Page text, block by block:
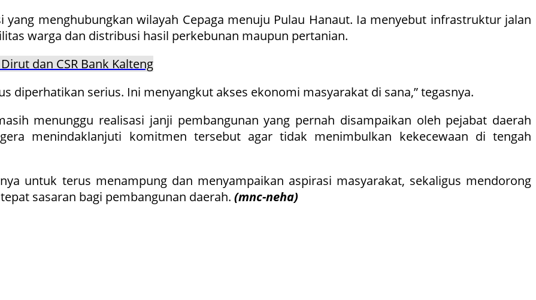
menghubungkan wilayah Cepaga menuju Pulau Hanaut. Ia menyebut infrastruktur jalan
warga dan distribusi hasil perkebunan maupun pertanian.
dan CSR Bank Kalteng
diperhatikan serius. Ini menyangkut akses ekonomi masyarakat di sana,” tegasnya.
menunggu realisasi janji pembangunan yang pernah disampaikan oleh pejabat daerah
menindaklanjuti komitmen tersebut agar tidak menimbulkan kekecewaan di tengah
untuk terus menampung dan menyampaikan aspirasi masyarakat, sekaligus mendorong
sasaran bagi pembangunan daerah. (mnc-neha)